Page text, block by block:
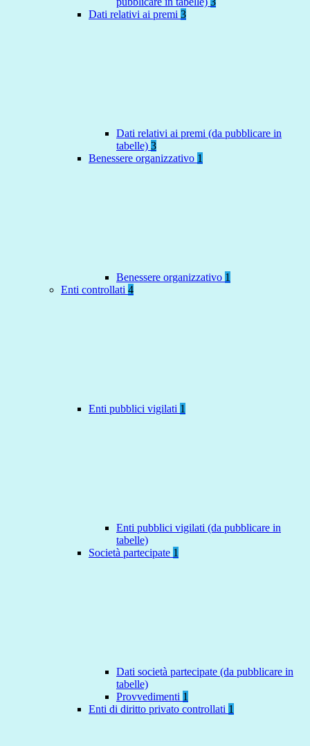
Dati relativi ai premi 3
Dati relativi ai premi (da pubblicare in
tabelle) 3
Benessere organizzativo 1
Benessere organizzativo 1
Enti controllati 4
Enti pubblici vigilati 1
Enti pubblici vigilati (da pubblicare in
tabelle)
Società partecipate 1
Dati società partecipate (da pubblicare in
tabelle)
Provvedimenti 1
Enti di diritto privato controllati 1